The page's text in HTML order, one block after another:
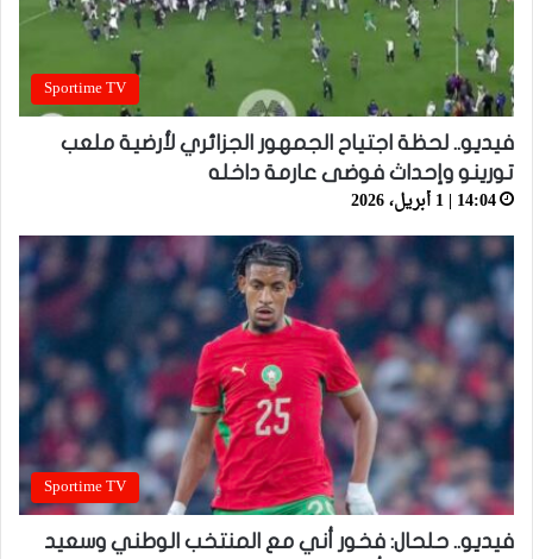
Sportime TV
فيديو.. لحظة اجتياح الجمهور الجزائري لأرضية ملعب
تورينو وإحداث فوضى عارمة داخله
14:04 | 1 أبريل، 2026
Sportime TV
فيديو.. حلحال: فخور أني مع المنتخب الوطني وسعيد